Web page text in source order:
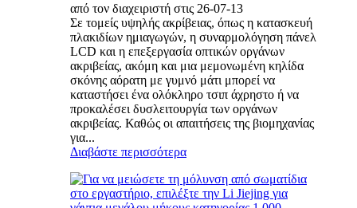
από τον διαχειριστή στις 26-07-13
Σε τομείς υψηλής ακρίβειας, όπως η κατασκευή
πλακιδίων ημιαγωγών, η συναρμολόγηση πάνελ
LCD και η επεξεργασία οπτικών οργάνων
ακριβείας, ακόμη και μια μεμονωμένη κηλίδα
σκόνης αόρατη με γυμνό μάτι μπορεί να
καταστήσει ένα ολόκληρο τσιπ άχρηστο ή να
προκαλέσει δυσλειτουργία των οργάνων
ακριβείας. Καθώς οι απαιτήσεις της βιομηχανίας
για...
Διαβάστε περισσότερα